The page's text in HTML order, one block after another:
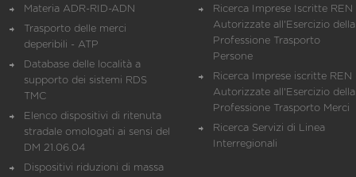
Materia ADR-RID-ADN
Trasporto delle merci
deperibili - ATP
Database delle località a
supporto dei sistemi RDS
TMC
Elenco dispositivi di ritenuta
stradale omologati ai sensi del
DM 21.06.04
Dispositivi riduzioni di massa
Ricerca Imprese Iscritte REN
Autorizzate all'Esercizio della
Professione Trasporto
Persone
Ricerca Imprese iscritte REN
Autorizzate all'Esercizio della
Professione Trasporto Merci
Ricerca Servizi di Linea
Interregionali